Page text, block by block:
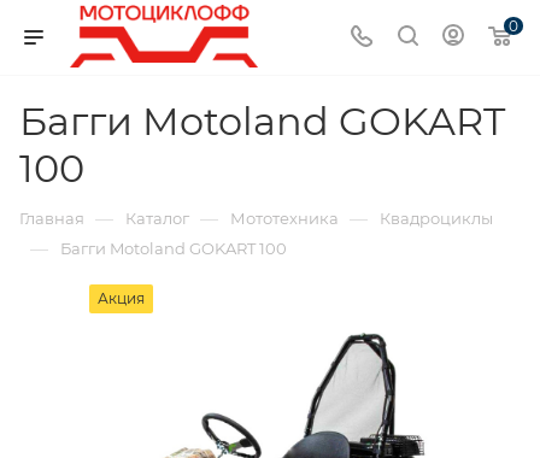
0
Багги Motoland GOKART
100
Главная — Каталог — Мототехника — Квадроциклы
— Багги Motoland GOKART 100
Акция